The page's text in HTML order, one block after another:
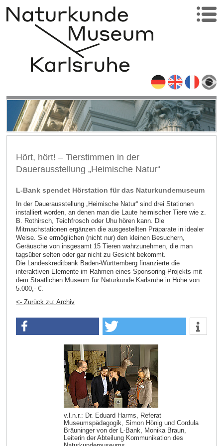
Hört, hört! – Tierstimmen in der
Dauerausstellung „Heimische Natur“
v.l.n.r.: Dr. Eduard Harms, Referat
Museumspädagogik, Simon Hönig und Cordula
Bräuninger von der L-Bank, Monika Braun,
Leiterin der Abteilung Kommunikation des
L-Bank spendet Hörstation für das Naturkundemuseum
In der Dauerausstellung „Heimische Natur“ sind drei Stationen
installiert worden, an denen man die Laute heimischer Tiere wie z.
B. Rothirsch, Teichfrosch oder Uhu hören kann. Die
Mitmachstationen ergänzen die ausgestellten Präparate in idealer
Weise. Sie ermöglichen (nicht nur) den kleinen Besuchern,
Geräusche von insgesamt 15 Tieren wahrzunehmen, die man
tagsüber selten oder gar nicht zu Gesicht bekommt.
Die Landeskreditbank Baden-Württemberg finanzierte die
interaktiven Elemente im Rahmen eines Sponsoring-Projekts mit
dem Staatlichen Museum für Naturkunde Karlsruhe in Höhe von
5.000,- €.
<- Zurück zu: Archiv